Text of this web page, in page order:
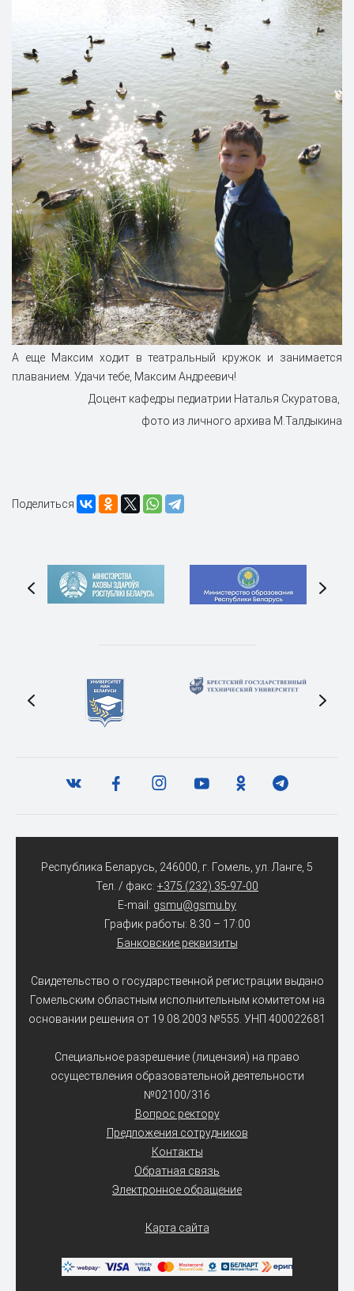
А еще Максим ходит в театральный кружок и занимается
плаванием. Удачи тебе, Максим Андреевич!
Доцент кафедры педиатрии Наталья Скуратова,
фото из личного архива М.Талдыкина
Поделиться
Республика Беларусь, 246000, г. Гомель, ул. Ланге, 5
Тел. / факс: +375 (232) 35-97-00
E-mail: gsmu@gsmu.by
График работы: 8:30 – 17:00
Банковские реквизиты
Свидетельство о государственной регистрации выдано
Гомельским областным исполнительным комитетом на
основании решения от 19.08.2003 №555. УНП 400022681
Специальное разрешение (лицензия) на право
осуществления образовательной деятельности
№02100/316
Вопрос ректору
Предложения сотрудников
Контакты
Обратная связь
Электронное обращение
Карта сайта